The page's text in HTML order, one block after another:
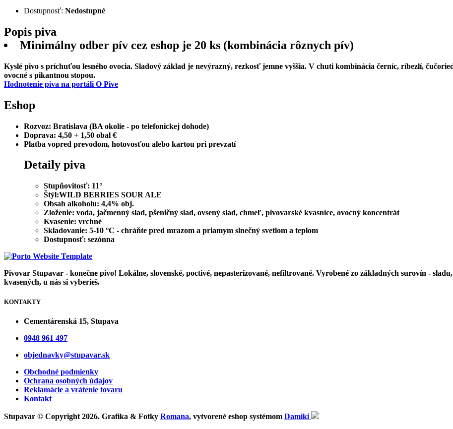
Dostupnosť: Nedostupné
Popis piva
Minimálny odber pív cez eshop je 20 ks (kombinácia rôznych pív)
Kyslé pivo s príchuťou lesného ovocia. Sladový základ je nevýrazný, rezkosť jemne vyššia. V chuti kombinácia černíc, ríbezlí,
ovocné s pikantnou stopou.
Hodnotenie piva na portáli O Pive
Eshop
Rozvoz: Bratislava (BA okolie - po telefonickej dohode)
Doprava: 4,50 + 1,50 obal €
Platba vopred prevodom, hotovosťou alebo kartou pri prevzatí
Detaily piva
Stupňovitosť: 11°
Štýl:WILD BERRIES SOUR ALE
Obsah alkoholu: 4,4% obj.
Zloženie: voda, jačmenný slad, pšeničný slad, ovsený slad, chmeľ, pivovarské kvasnice, ovocný koncentrát
Kvasenie: vrchné
Skladovanie: 5-10 °C - chráňte pred mrazom a priamym slnečný svetlom a teplom
Dostupnosť: sezónna
Pivovar Stupavar - konečne pivo! Lokálne, slovenské, poctivé, nepasterizované, nefiltrované. Vyrobené zo základných surovín -
kvasených, u nás si vyberieš.
KONTAKTY
Cementárenská 15, Stupava
0948 961 497
objednavky@stupavar.sk
Obchodné podmienky
Ochrana osobných údajov
Reklamácie a vrátenie tovaru
Kontakt
Stupavar © Copyright 2026. Grafika & Fotky Romana, vytvorené eshop systémom Damiki